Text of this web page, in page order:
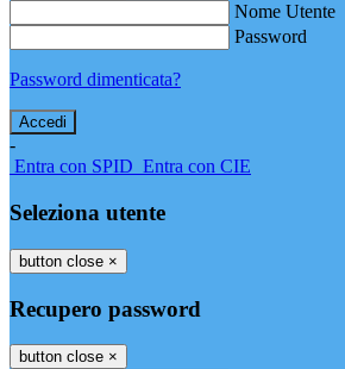
Nome Utente
Password
Password dimenticata?
-
Entra con SPID Entra con CIE
Seleziona utente
button close ×
Recupero password
button close ×